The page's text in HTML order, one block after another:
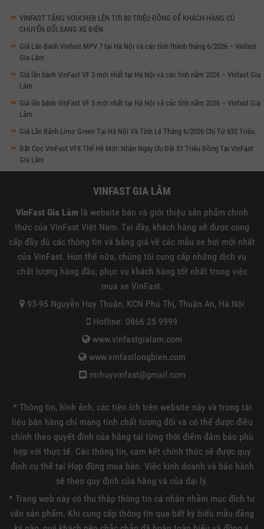
VINFAST TẶNG VOUCHER LÊN TỚI 80 TRIỆU ĐỒNG ĐỂ KHÁCH HÀNG CŨ
CHUYỂN ĐỔI SANG XE ĐIỆN
Giá Lăn Bánh Vinfast MPV 7 tại Hà Nội và các tỉnh thành tháng 6/2026 – Vinfast
Gia Lâm
Giá lăn bánh VinFast VF 3 mới nhất tại Hà Nội và các tỉnh năm 2026 – Vinfast Gia
Lâm
Giá lăn bánh VinFast VF 5 mới nhất tại Hà Nội và các tỉnh năm 2026 – Vinfast Gia
Lâm
Giá Lăn Bánh Limo Green Tại Hà Nội Và Tỉnh Lẻ Tháng 6/2026 Chỉ Từ 632 Triệu.
Đặt Cọc VinFast VF8 Thế Hệ Mới: Nhận Ngay Ưu Đãi 51 Triệu Đồng Tại VinFast
Gia Lâm
VINFAST GIA LÂM
VinFast Gia Lâm là website bán và giới thiệu sản phẩm chính
thức của VinFast Việt Nam. Tại đây, khách hàng sẽ được cung
cấp đầy đủ các thông tin và bảng giá về các mẫu xe hơi mới nhất
của VinFast. Hơn thế nữa, chúng tôi cung cấp những dịch vụ
chất lượng hàng đầu, phục vụ khách hàng tốt nhất trong việc
mua xe VinFast.
93-95 Nguyễn Huy Thuận, KCN Phú Thị, Thuận An, Hà Nội
Hotline: 0866 25 9999
www.vinfastgialam.com
www.vinfastlongbien.com
mrhuyvinfast@gmail.com
* Thông tin, hình ảnh, các tiện ích trên website này và trong tài
liệu bán hàng chỉ mang tính chất tương đối và có thể được điều
chỉnh theo quyết định của hãng tại từng thời điểm đảm bảo phù
hợp với thực tế. Các thông tin, cam kết chính thức sẽ được quy
định cụ thể tại Hợp đồng mua bán. Việc kinh doanh và bảo hành
sẽ theo quy định của hãng và của đại lý.
* Trang web này có thu thập thông tin cá nhân nhằm mục đích tư
vấn sản phẩm. Khi cung cấp thông tin qua bất kỳ biểu mẫu đăng